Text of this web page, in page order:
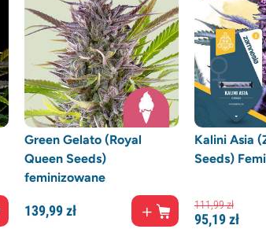
Green Gelato (Royal
Queen Seeds)
feminizowane
139,99zł
Kalini Asia
Seeds)
111,99zł
95,19zł